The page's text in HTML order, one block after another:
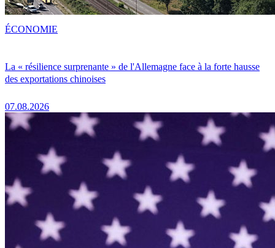
La « résilience surprenante » de l'Allemagne face à la forte hausse
des exportations chinoises
07.08.2026
ÉCONOMIE